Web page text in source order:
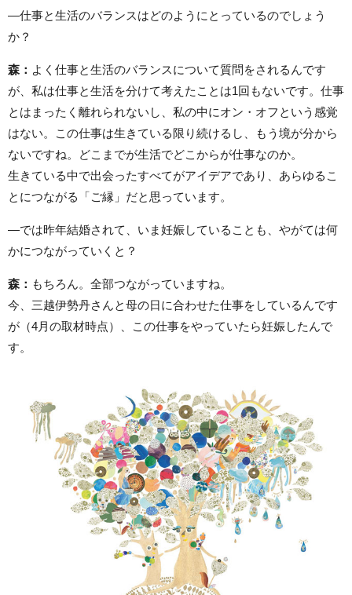
―仕事と生活のバランスはどのようにとっているのでしょう
か？
森： よく仕事と生活のバランスについて質問をされるんです
が、私は仕事と生活を分けて考えたことは1回もないです。仕事
とはまったく離れられないし、私の中にオン・オフという感覚
はない。この仕事は生きている限り続けるし、もう境が分から
ないですね。どこまでが生活でどこからが仕事なのか。
生きている中で出会ったすべてがアイデアであり、あらゆるこ
とにつながる「ご縁」だと思っています。
―では昨年結婚されて、いま妊娠していることも、やがては何
かにつながっていくと？
森： もちろん。全部つながっていますね。
今、三越伊勢丹さんと母の日に合わせた仕事をしているんです
が（4月の取材時点）、この仕事をやっていたら妊娠したんで
す。